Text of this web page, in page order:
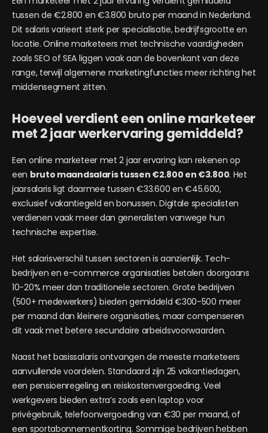
tussen de €2.800 en €3.800 bruto per maand in Nederland.
Dit salaris varieert sterk per specialisatie, bedrijfsgrootte en
locatie. Online marketeers met technische vaardigheden
zoals SEO of SEA liggen vaak aan de bovenkant van deze
range, terwijl algemene marketingfuncties meer richting het
middensegment zitten.
Hoeveel verdient een online marketeer
met 2 jaar werkervaring gemiddeld?
Een online marketeer met 2 jaar ervaring kan rekenen op
een bruto maandsalaris tussen €2.800 en €3.800. Het
jaarsalaris ligt daarmee tussen €33.600 en €45.600,
exclusief vakantiegeld en bonussen. Digitale specialisten
verdienen vaak meer dan generalisten vanwege hun
technische expertise.
Het salarisverschil tussen sectoren is aanzienlijk. Tech-
bedrijven en e-commerce organisaties betalen doorgaans
10-20% meer dan traditionele sectoren. Grote bedrijven
(500+ medewerkers) bieden gemiddeld €300-500 meer
per maand dan kleinere organisaties, maar compenseren
dit vaak met betere secundaire arbeidsvoorwaarden.
Naast het basissalaris ontvangen de meeste marketeers
aanvullende voordelen. Standaard zijn 25 vakantiedagen,
een pensioenregeling en reiskostenvergoeding. Veel
werkgevers bieden extra’s zoals een laptop voor
privégebruik, telefoonvergoeding van €30 per maand, of
een sportabonnementkorting. Sommige bedrijven hebben